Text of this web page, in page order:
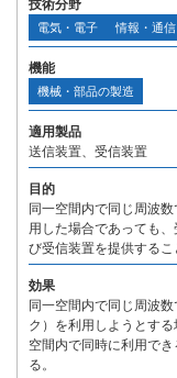
技術分野
電気・電子 情報・通信
機能
機械・部品の製造
適用製品
送信装置、受信装置
目的
同一空間内で同じ周波
用した場合であっても
び受信装置を提供するこ
効果
同一空間内で同じ周波
ク）を利用しようとす
空間内で同時に利用で
る。